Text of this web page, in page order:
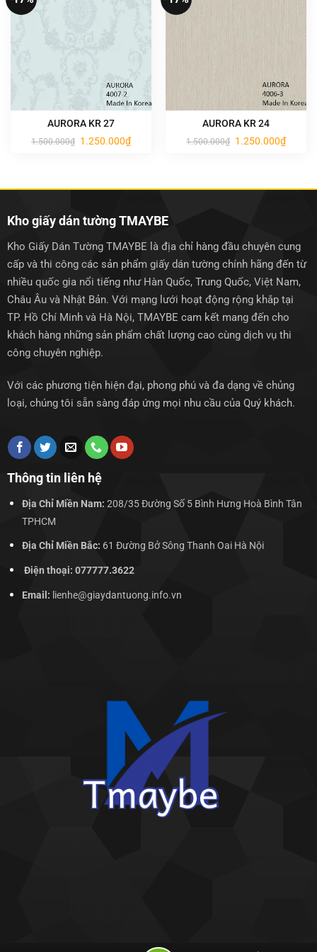
AURORA KR 27
1.500.000₫ Giá
1.250.000₫Giá
hiện
AURORA KR 24
1.500.000₫ Giá
1.250.000₫Giá
hiện
Kho giấy dán tường TMAYBE
Kho Giấy Dán Tường TMAYBE là địa chỉ hàng đầu chuyên cung
cấp và thi công các sản phẩm giấy dán tường chính hãng đến từ
nhiều quốc gia nổi tiếng như Hàn Quốc, Trung Quốc, Việt Nam,
Châu Âu và Nhật Bản. Với mạng lưới hoạt động rộng khắp tại
TP. Hồ Chí Minh và Hà Nội, TMAYBE cam kết mang đến cho
khách hàng những sản phẩm chất lượng cao cùng dịch vụ thi
công chuyên nghiệp.
Với các phương tiện hiện đại, phong phú và đa dạng về chủng
loại, chúng tôi sẵn sàng đáp ứng mọi nhu cầu của Quý khách.
Thông tin liên hệ
Địa Chỉ Miền Nam: 208/35 Đường Số 5 Bình Hưng Hoà Bình Tân
TPHCM
Địa Chỉ Miền Bắc: 61 Đường Bở Sông Thanh Oai Hà Nội
Điện thoại: 077777.3622
Email: lienhe@giaydantuong.info.vn